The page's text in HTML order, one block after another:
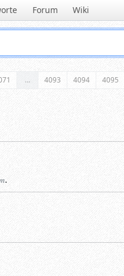
Forum Wiki
… 4093 4094 4095
.